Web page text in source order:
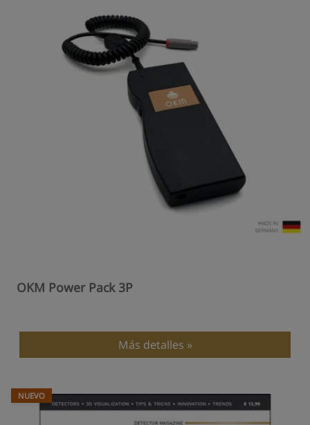
OKM Power Pack 3P
Más detalles
NUEVO